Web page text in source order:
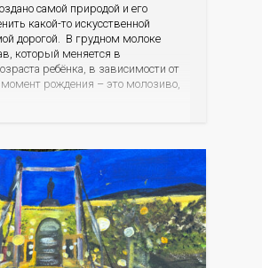
самой природой и его
какой-то искусственной
дорогой. В грудном молоке
который меняется в
ребёнка, в зависимости от
рождения – это молозиво,